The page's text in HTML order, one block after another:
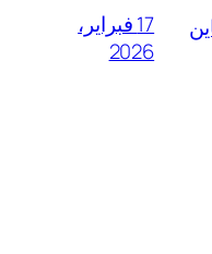
17 فبراير،
2026